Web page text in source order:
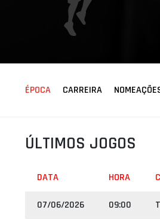
ÉPOCA CARREIRA
ÚLTIMOS JOGOS
DATA HORA
07/06/2026 09:00